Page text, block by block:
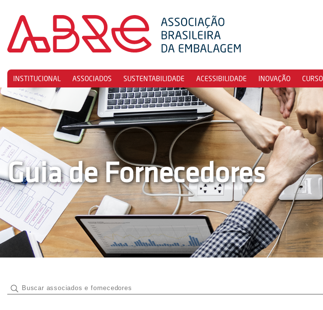
INSTITUCIONAL ASSOCIADOS SUSTENTABILIDADE ACESSIBILIDADE INOVAÇÃO
Guia de Fornecedores